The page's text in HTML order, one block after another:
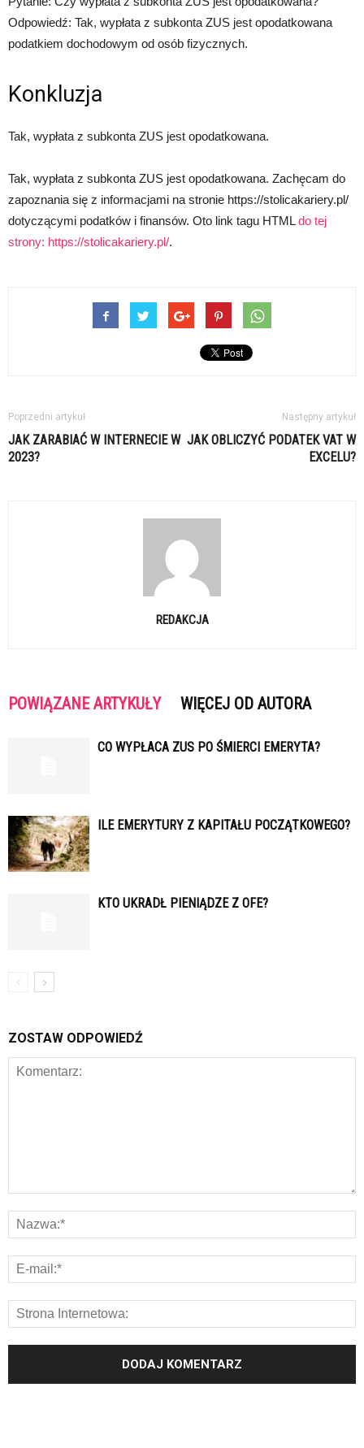
Odpowiedź: Tak, wypłata z subkonta ZUS jest opodatkowana
podatkiem dochodowym od osób fizycznych.
Konkluzja
Tak, wypłata z subkonta ZUS jest opodatkowana.
Tak, wypłata z subkonta ZUS jest opodatkowana. Zachęcam do
zapoznania się z informacjami na stronie https://stolicakariery.pl/
dotyczącymi podatków i finansów. Oto link tagu HTMLdo tej
strony: https://stolicakariery.pl/.
Poprzedni artykuł
JAK ZARABIAĆ W INTERNECIE W
2023?
Następny artykuł
JAK OBLICZYĆ PODATEK VAT W
EXCELU?
REDAKCJA
POWIĄZANE ARTYKUŁY WIĘCEJ OD AUTORA
CO WYPŁACA ZUS PO ŚMIERCI EMERYTA?
ILE EMERYTURY Z KAPITAŁU POCZĄTKOWEGO?
KTO UKRADŁ PIENIĄDZE Z OFE?
ZOSTAW ODPOWIEDŹ